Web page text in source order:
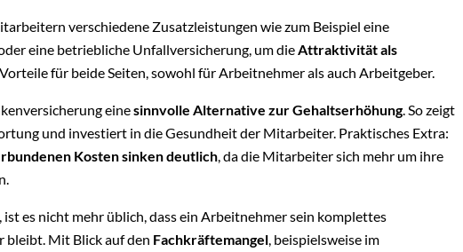
verschiedene Zusatzleistungen wie zum Beispiel eine
eine betriebliche Unfallversicherung, um dieAttraktivität als
für beide Seiten, sowohl für Arbeitnehmer als auch Arbeitgeber.
einesinnvolle Alternative zur Gehaltserhöhung. So zeigt
und investiert in die Gesundheit der Mitarbeiter. Praktisches Extra:
Kosten sinken deutlich, da die Mitarbeiter sich mehr um ihre
ist es nicht mehr üblich, dass ein Arbeitnehmer sein komplettes
bleibt. Mit Blick auf den Fachkräftemangel, beispielsweise im